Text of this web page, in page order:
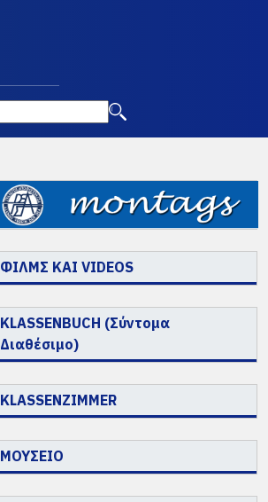
ΦΙΛΜΣ ΚΑΙ VIDEOS
KLASSENBUCH (Σύντομα
Διαθέσιμο)
KLASSENZIMMER
ΜΟΥΣΕΙΟ